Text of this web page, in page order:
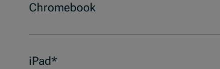
Chromebook
iPad*